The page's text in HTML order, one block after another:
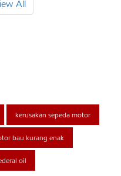
All
kerusakan sepeda motor
bau kurang enak
oil